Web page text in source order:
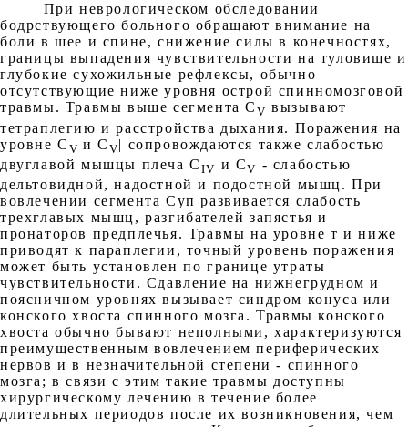
При неврологическом обследовании
бодрствующего больного обращают внимание на
боли в шее и спине, снижение силы в конечностях,
границы выпадения чувствительности на туловище и
глубокие сухожильные рефлексы, обычно
отсутствующие ниже уровня острой спинномозговой
травмы. Травмы выше сегмента CV вызывают
тетраплегию и расстройства дыхания. Поражения на
уровне C V и C V| сопровождаются также слабостью
двуглавой мышцы плеча C IV и CV - слабостью
дельтовидной, надостной и подостной мышц. При
вовлечении сегмента Суп развивается слабость
трехглавых мышц, разгибателей запястья и
пронаторов предплечья. Травмы на уровне т и ниже
приводят к параплегии, точный уровень поражения
может быть установлен по границе утраты
чувствительности. Сдавление на нижнегрудном и
поясничном уровнях вызывает синдром конуса или
конского хвоста спинного мозга. Травмы конского
хвоста обычно бывают неполными, характеризуются
преимущественным вовлечением периферических
нервов и в незначительной степени - спинного
мозга; в связи с этим такие травмы доступны
хирургическому лечению в течение более
длительных периодов после их возникновения, чем